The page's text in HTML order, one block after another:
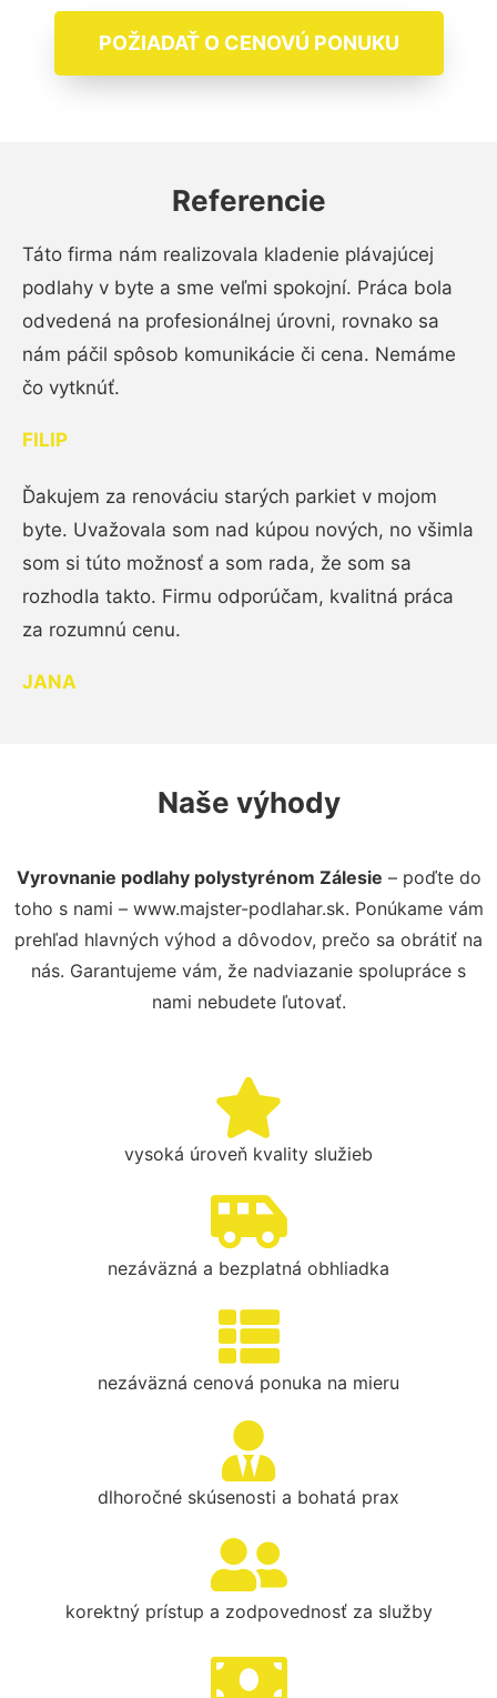
POŽIADAŤ O CENOVÚ PONUKU
Referencie
Táto firma nám realizovala kladenie plávajúcej
podlahy v byte a sme veľmi spokojní. Práca bola
odvedená na profesionálnej úrovni, rovnako sa
nám páčil spôsob komunikácie či cena. Nemáme
čo vytknúť.
FILIP
Ďakujem za renováciu starých parkiet v mojom
byte. Uvažovala som nad kúpou nových, no všimla
som si túto možnosť a som rada, že som sa
rozhodla takto. Firmu odporúčam, kvalitná práca
za rozumnú cenu.
JANA
Naše výhody
Vyrovnanie podlahy polystyrénom Zálesie – poďte do
toho s nami – www.majster-podlahar.sk. Ponúkame vám
prehľad hlavných výhod a dôvodov, prečo sa obrátiť na
nás. Garantujeme vám, že nadviazanie spolupráce s
nami nebudete ľutovať.
vysoká úroveň kvality služieb
nezáväzná a bezplatná obhliadka
nezáväzná cenová ponuka na mieru
dlhoročné skúsenosti a bohatá prax
korektný prístup a zodpovednosť za služby